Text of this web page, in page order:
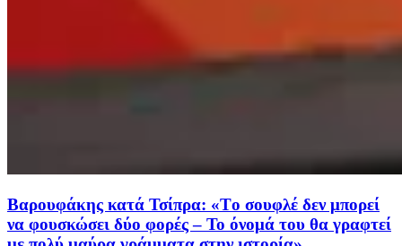
Βαρουφάκης κατά Τσίπρα: «Tο σουφλέ δεν μπορεί
να φουσκώσει δύο φορές – Το όνομά του θα γραφτεί